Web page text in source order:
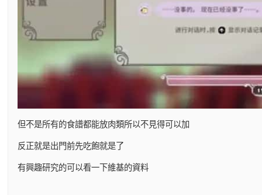
但不是所有的食譜都能放肉類所以不見得可以加
反正就是出門前先吃飽就是了
有興趣研究的可以看一下維基的資料